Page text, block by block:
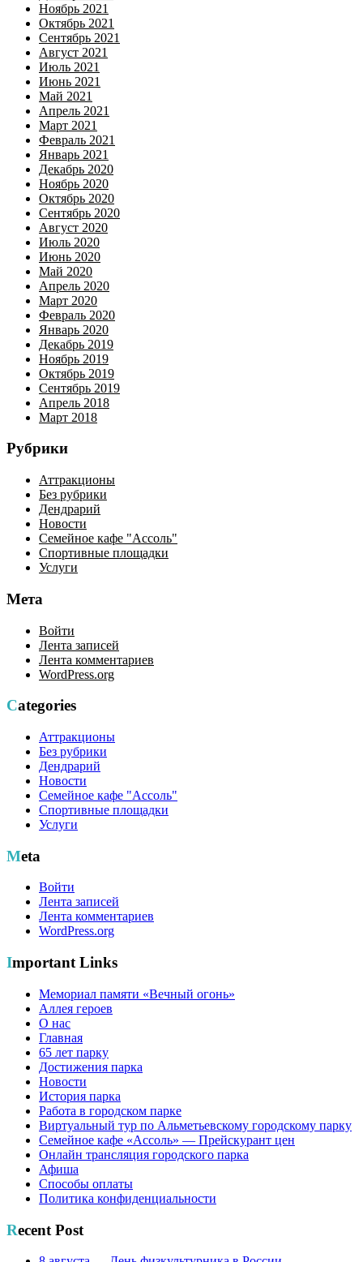
Ноябрь 2021
Октябрь 2021
Сентябрь 2021
Август 2021
Июль 2021
Июнь 2021
Май 2021
Апрель 2021
Март 2021
Февраль 2021
Январь 2021
Декабрь 2020
Ноябрь 2020
Октябрь 2020
Сентябрь 2020
Август 2020
Июль 2020
Июнь 2020
Май 2020
Апрель 2020
Март 2020
Февраль 2020
Январь 2020
Декабрь 2019
Ноябрь 2019
Октябрь 2019
Сентябрь 2019
Апрель 2018
Март 2018
Рубрики
Аттракционы
Без рубрики
Дендрарий
Новости
Семейное кафе "Ассоль"
Спортивные площадки
Услуги
Мета
Войти
Лента записей
Лента комментариев
WordPress.org
Categories
Аттракционы
Без рубрики
Дендрарий
Новости
Семейное кафе "Ассоль"
Спортивные площадки
Услуги
Meta
Войти
Лента записей
Лента комментариев
WordPress.org
Important Links
Мемориал памяти «Вечный огонь»
Аллея героев
О нас
Главная
65 лет парку
Достижения парка
Новости
История парка
Работа в городском парке
Виртуальный тур по Альметьевскому городскому парку
Семейное кафе «Ассоль» — Прейскурант цен
Онлайн трансляция городского парка
Афиша
Способы оплаты
Политика конфиденциальности
Recent Post